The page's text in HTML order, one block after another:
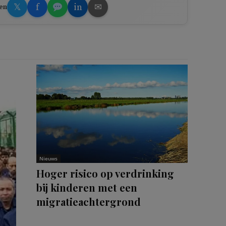
𝕏 f in ✉
Nieuws
Hoger risico op verdrinking
bij kinderen met een
migratieachtergrond